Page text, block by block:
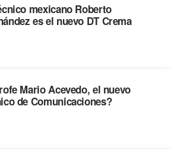
mexicano Roberto
es el nuevo DT Crema
Mario Acevedo, el nuevo
de Comunicaciones?